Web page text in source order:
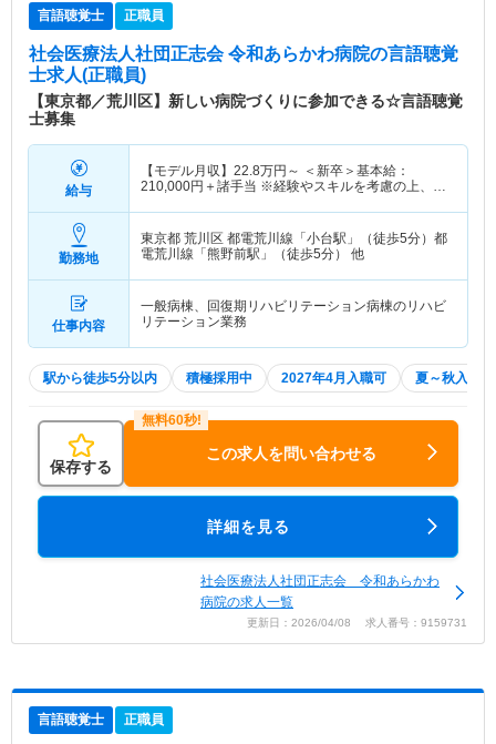
言語聴覚士 正職員
社会医療法人社団正志会 令和あらかわ病院の言語聴覚
士求人(正職員)
【東京都／荒川区】新しい病院づくりに参加できる☆言語聴覚
士募集
給与
【モデル月収】 22.8万円～ ＜新卒＞基本給：
210,000円＋諸手当 ※経験やスキルを考慮の上、決
勤務地
東京都 荒川区 都電荒川線「小台駅」（徒歩5分）都
電荒川線「熊野前駅」（徒歩5分） 他
仕事内容
一般病棟、回復期リハビリテーション病棟のリハビ
リテーション業務
駅から徒歩5分以内 積極採用中 2027年4月入職可 夏～秋入職可
保存する
この求人を問い合わせる
詳細を見る
社会医療法人社団正志会 令和あらかわ
病院の求人一覧
更新日：2026/04/08 求人番号：9159731
言語聴覚士 正職員